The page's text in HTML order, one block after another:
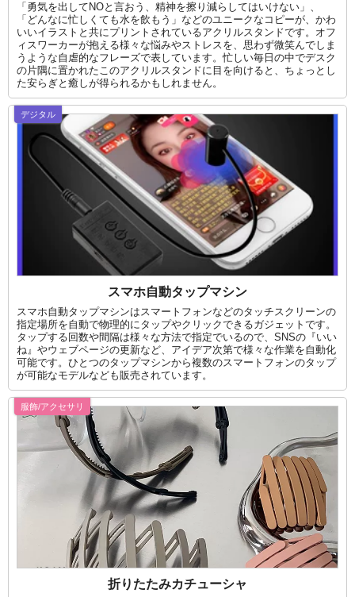
「勇気を出してNOと言おう、精神を擦り減らしてはいけない」、
「どんなに忙しくても水を飲もう」などのユニークなコピーが、かわ
いいイラストと共にプリントされているアクリルスタンドです。オフ
ィスワーカーが抱える様々な悩みやストレスを、思わず微笑んでしま
うような自虐的なフレーズで表しています。忙しい毎日の中でデスク
の片隅に置かれたこのアクリルスタンドに目を向けると、ちょっとし
た安らぎと癒しが得られるかもしれません。
デジタル
スマホ自動タップマシン
スマホ自動タップマシンはスマートフォンなどのタッチスクリーンの
指定場所を自動で物理的にタップやクリックできるガジェットです。
タップする回数や間隔は様々な方法で指定でいるので、SNSの『いい
ね』やウェブページの更新など、アイデア次第で様々な作業を自動化
可能です。ひとつのタップマシンから複数のスマートフォンのタップ
が可能なモデルなども販売されています。
服飾/アクセサリ
折りたたみカチューシャ